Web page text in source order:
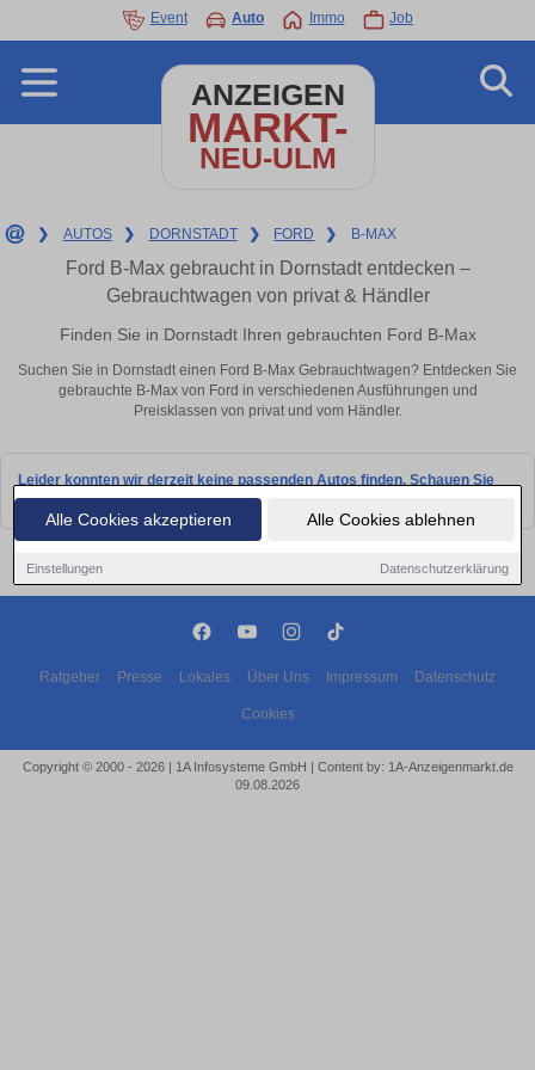
Alle Cookies akzeptieren Alle Cookies ablehnen
Einstellungen Datenschutzerklärung
Event Auto Immo Job
ANZEIGEN
MARKT-
NEU-ULM
❯ AUTOS ❯ DORNSTADT ❯ FORD ❯ B-MAX
Ford B-Max gebraucht in Dornstadt entdecken –
Gebrauchtwagen von privat & Händler
Finden Sie in Dornstadt Ihren gebrauchten Ford B-Max
Suchen Sie in Dornstadt einen Ford B-Max Gebrauchtwagen? Entdecken Sie
gebrauchte B-Max von Ford in verschiedenen Ausführungen und
Preisklassen von privat und vom Händler.
Leider konnten wir derzeit keine passenden Autos finden. Schauen Sie
bald wieder vorbei!
Ratgeber Presse Lokales Über Uns Impressum Datenschutz
Cookies
Copyright © 2000 - 2026 | 1A Infosysteme GmbH | Content by: 1A-Anzeigenmarkt.de
09.08.2026